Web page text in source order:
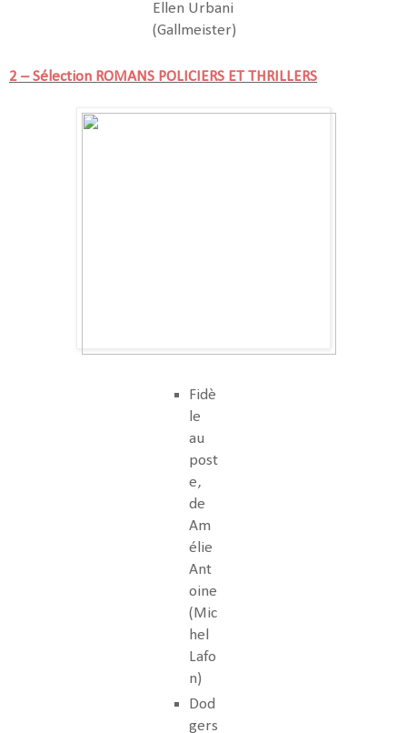
Ellen Urbani
(Gallmeister)
2 – Sélection ROMANS POLICIERS ET THRILLERS
Fidè
le
au
post
e,
de
Am
élie
Ant
oine
(Mic
hel
Lafo
n)
Dod
gers